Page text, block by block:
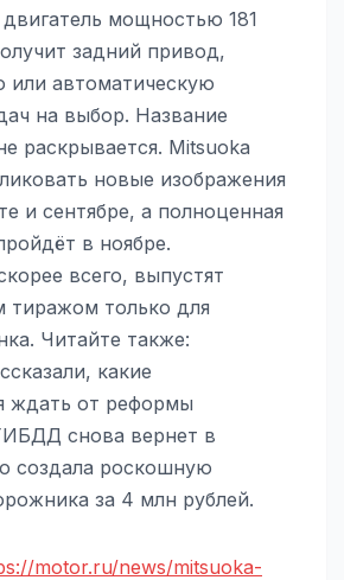
мощностью 181
задний привод,
или автоматическую
на выбор. Название
раскрывается. Mitsuoka
новые изображения
и сентябре, а полноценная
в ноябре.
всего, выпустят
тиражом только для
Читайте также:
какие
ждать от реформы
снова вернет в
создала роскошную
за 4 млн рублей.
motor.ru/news/mitsuoka-